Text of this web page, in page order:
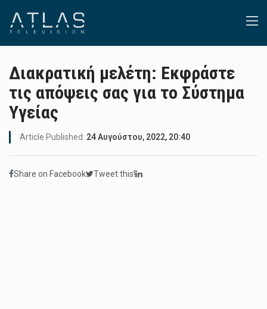
Διακρατική μελέτη: Εκφράστε
τις απόψεις σας για το Σύστημα
Υγείας
Article Published: 24 Αυγούστου, 2022, 20:40
Share on Facebook Tweet this!